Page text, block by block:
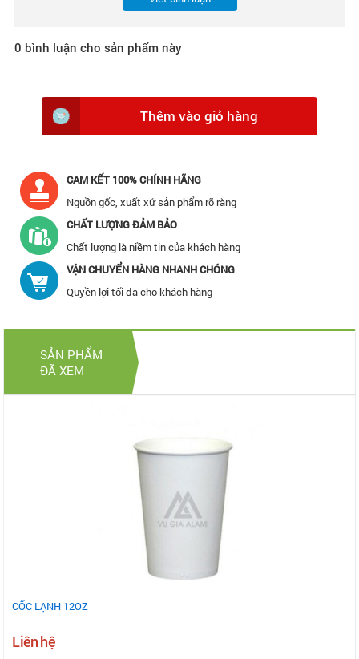
0 bình luận cho sản phẩm này
Thêm vào giỏ hàng
CAM KẾT 100% CHÍNH HÃNG
Nguồn gốc, xuất xứ sản phẩm rõ ràng
CHẤT LƯỢNG ĐẢM BẢO
Chất lượng là niềm tin của khách hàng
VẬN CHUYỂN HÀNG NHANH CHÓNG
Quyền lợi tối đa cho khách hàng
SẢN PHẨM
ĐÃ XEM
CỐC LẠNH 12OZ
Liên hệ